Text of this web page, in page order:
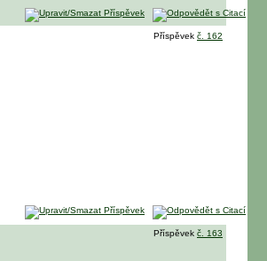
Příspěvek č. 162
Příspěvek č. 163